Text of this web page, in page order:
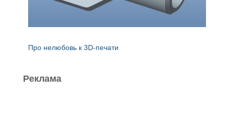
Про нелюбовь к 3D-печати
Реклама